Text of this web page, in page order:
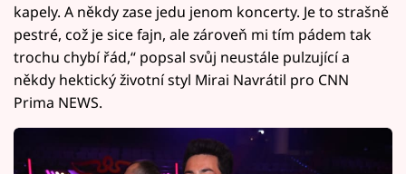
kapely. A někdy zase jedu jenom koncerty. Je to strašně
pestré, což je sice fajn, ale zároveň mi tím pádem tak
trochu chybí řád,“ popsal svůj neustále pulzující a
někdy hektický životní styl Mirai Navrátil pro CNN
Prima NEWS.